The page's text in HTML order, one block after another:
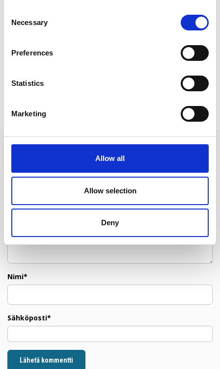
Selection
Necessary
Preferences
Statistics
Marketing
Allow all
Allow selection
Deny
Sähköpostiosoitettasi ei julkaista. Pakkolliset kentät merkitty *
Nimi*
Sähköposti*
Lähetä kommentti